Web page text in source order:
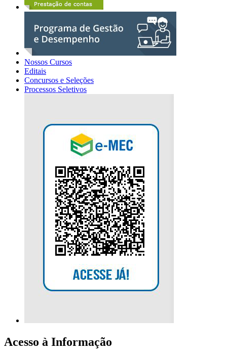
Nossos Cursos
Editais
Concursos e Seleções
Processos Seletivos
Acesso à Informação